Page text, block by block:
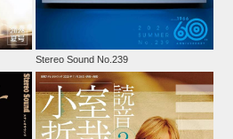
Stereo Sound No.239